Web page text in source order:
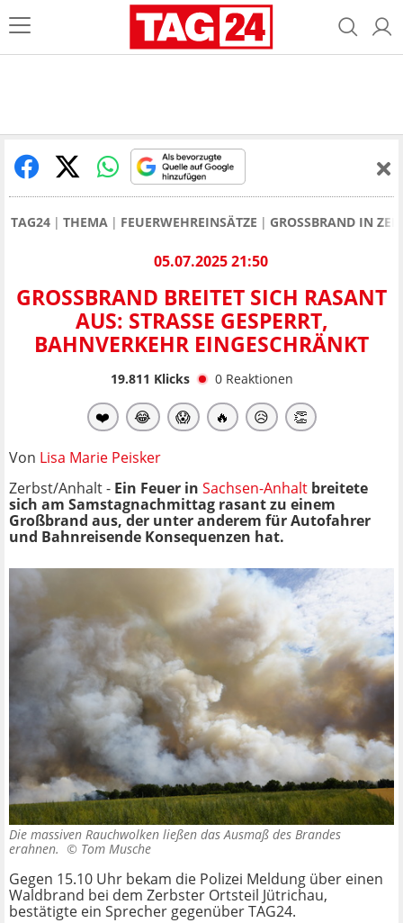
TAG24 THEMA FEUERWEHREINSÄTZE GROSSBRAND IN
05.07.2025 21:50
GROSSBRAND BREITET SICH RASANT A
US: STRASSE GESPERRT, BA
HNVERKEHR EINGESCHRÄNKT
19.811 Klicks 0 Reaktionen
❤️ 😂 😱 🔥 😥 👏
Von Lisa Marie Peisker
Zerbst/Anhalt - Ein Feuer in Sachsen-Anhalt breitete
sich am Samstagnachmittag rasant zu einem
Großbrand aus, der unter anderem für Autofahrer
und Bahnreisende Konsequenzen hat.
Die massiven Rauchwolken ließen das Ausmaß des Brandes
erahnen. © Tom Musche
Gegen 15.10 Uhr bekam die Polizei Meldung über einen
Waldbrand bei dem Zerbster Ortsteil Jütrichau,
bestätigte ein Sprecher gegenüber TAG24.